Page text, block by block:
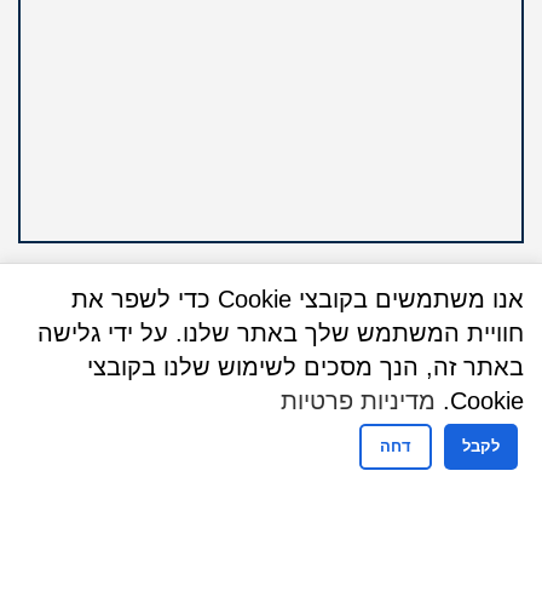
שעות פעילות
אנו משתמשים בקובצי Cookie כדי לשפר את
חוויית המשתמש שלך באתר שלנו. על ידי גלישה
באתר זה, הנך מסכים לשימוש שלנו בקובצי
Cookie.
מדיניות פרטיות
לקבל דחה